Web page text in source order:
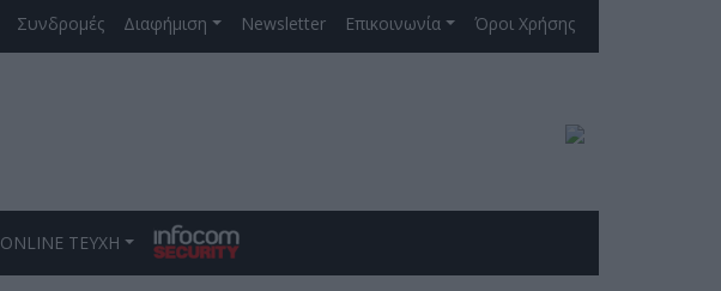
Συνδρομές Διαφήμιση Newsletter Επικοινωνία Όροι Χρήσης
ONLINE ΤΕΥΧΗ